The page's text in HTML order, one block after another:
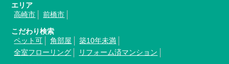
エリア
高崎市
前橋市
こだわり検索
ペット可
角部屋
築10年未満
全室フローリング
リフォーム済マンション